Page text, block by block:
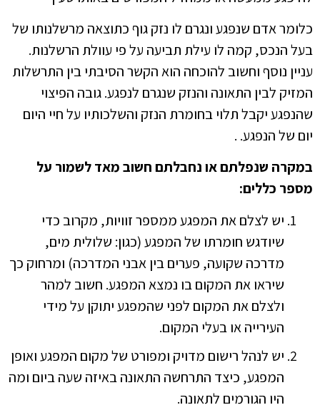
כלומר אדם שנפגע ונגרם לו נזק גוף כתוצאה מרשלנותו של
בעל הנכס, קמה לו עילת תביעה על פי עוולת הרשלנות.
עניין נוסף וחשוב להוכחה הוא הקשר הסיבתי בין התרשלות
המזיק לבין התאונה והנזק שנגרם לנפגע. גובה הפיצוי
שהנפגע יקבל תלוי בחומרת הנזק והשלכותיו על חיי היום
יום של הנפגע. .
במקרה שנפלתם או נחבלתם חשוב מאד לשמור על
מספר כללים:
יש לצלם את המפגע ממספר זוויות, מקרוב כדי
שיודגש חומרתו של המפגע (כגון: שלולית מים,
מדרכה שקועה, פערים בין אבני המדרכה) ומרחוק כך
שיראו את המקום בו נמצא המפגע. חשוב למהר
ולצלם את המקום לפני שהמפגע יתוקן על מידי
העירייה או בעלי המקום.
יש לנהל רישום מדויק ומפורט של מקום המפגע ואופן
המפגע, כיצד התרחשה התאונה באיזה שעה ביום ומה
היו הגורמים לתאונה.